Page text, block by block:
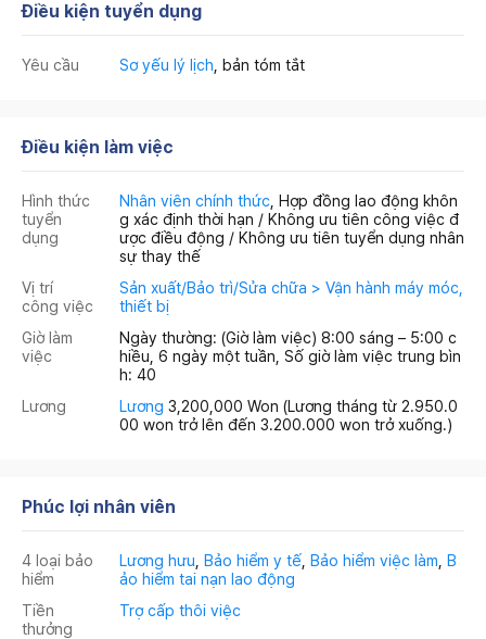
Điều kiện tuyển dụng
Yêu cầu Sơ yếu lý lịch , bản tóm tắt
Điều kiện làm việc
Hình thức
tuyển
dụng
Nhân viên chính thức , Hợp đồng lao động khôn
g xác định thời hạn / Không ưu tiên công việc đ
ược điều động / Không ưu tiên tuyển dụng nhân
sự thay thế
Vị trí
công việc
Sản xuất/Bảo trì/Sửa chữa > Vận hành máy móc,
thiết bị
Giờ làm
việc
Ngày thường: (Giờ làm việc) 8:00 sáng – 5:00 c
hiều, 6 ngày một tuần, Số giờ làm việc trung bìn
h: 40
Lương
Lương 3,200,000 Won (Lương tháng từ 2.950.0
00 won trở lên đến 3.200.000 won trở xuống.)
Phúc lợi nhân viên
4 loại bảo
hiểm
Lương hưu Bảo hiểm y tế Bảo hiểm việc làm B
ảo hiểm tai nạn lao động
Tiền
thưởng
Trợ cấp thôi việc